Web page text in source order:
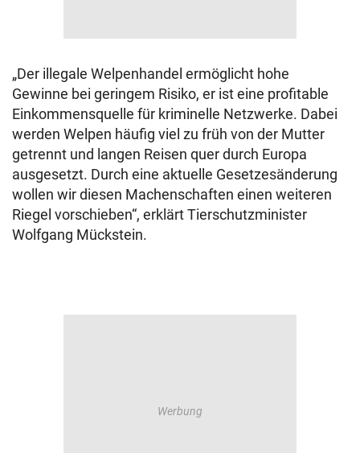
„Der illegale Welpenhandel ermöglicht hohe
Gewinne bei geringem Risiko, er ist eine profitable
Einkommensquelle für kriminelle Netzwerke. Dabei
werden Welpen häufig viel zu früh von der Mutter
getrennt und langen Reisen quer durch Europa
ausgesetzt. Durch eine aktuelle Gesetzesänderung
wollen wir diesen Machenschaften einen weiteren
Riegel vorschieben“, erklärt Tierschutzminister
Wolfgang Mückstein.